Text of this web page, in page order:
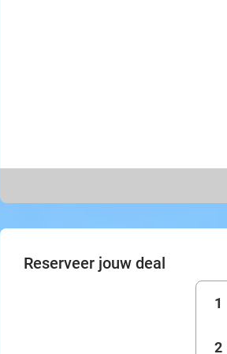
Reserveer jouw deal
1
2